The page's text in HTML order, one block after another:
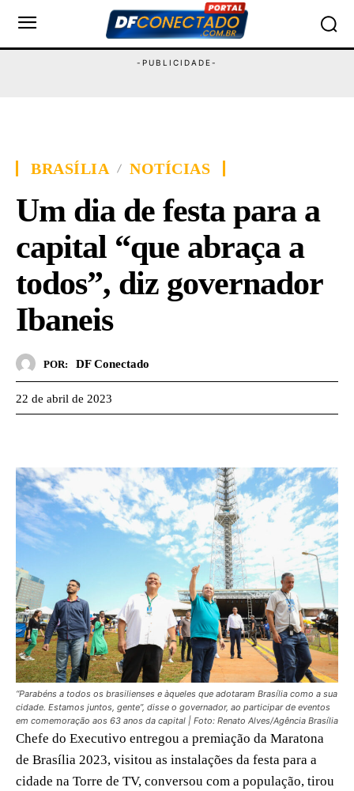
BRASÍLIA NOTÍCIAS
Um dia de festa para a
capital “que abraça a
todos”, diz governador
Ibaneis
POR: DF Conectado
22 de abril de 2023
“Parabéns a todos os brasilienses e àqueles que adotaram Brasília como a sua
cidade. Estamos juntos, gente”, disse o governador, ao participar de eventos
em comemoração aos 63 anos da capital | Foto: Renato Alves/Agência Brasília
Chefe do Executivo entregou a premiação da Maratona
de Brasília 2023, visitou as instalações da festa para a
cidade na Torre de TV, conversou com a população, tirou